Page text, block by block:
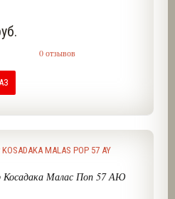
0 отзывов
MALAS POP 57 AY
Косадака Малас Поп 57 АЮ